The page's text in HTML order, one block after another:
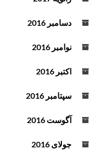
دسامبر 2016
نوامبر 2016
اکتبر 2016
سپتامبر 2016
آگوست 2016
جولای 2016